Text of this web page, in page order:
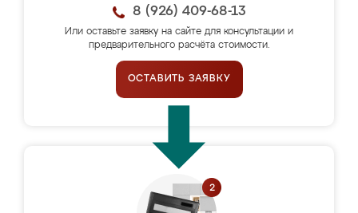
8 (926) 409-68-13
Или оставьте заявку на сайте для консультации и
предварительного расчёта стоимости.
ОСТАВИТЬ ЗАЯВКУ